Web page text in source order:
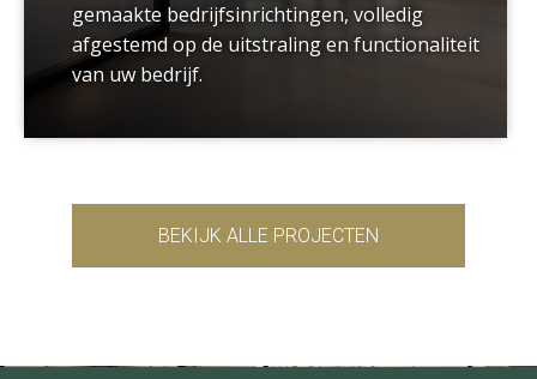
gemaakte bedrijfsinrichtingen, volledig
afgestemd op de uitstraling en functionaliteit
van uw bedrijf.
BEKIJK ALLE PROJECTEN